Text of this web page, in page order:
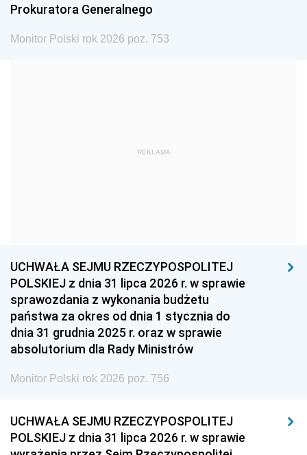
1978 1977
1975 1974
1959
1939 1938 1937
1936 1930
Prokuratora Generalnego
Monitor Polski rok 2026 poz. 753
REKLAMA
UCHWAŁA SEJMU RZECZYPOSPOLITEJ
POLSKIEJ z dnia 31 lipca 2026 r. w sprawie
sprawozdania z wykonania budżetu
państwa za okres od dnia 1 stycznia do
dnia 31 grudnia 2025 r. oraz w sprawie
absolutorium dla Rady Ministrów
Monitor Polski rok 2026 poz. 756
UCHWAŁA SEJMU RZECZYPOSPOLITEJ
POLSKIEJ z dnia 31 lipca 2026 r. w sprawie